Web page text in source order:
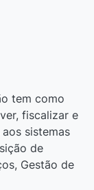
tem como
fiscalizar e
sistemas
de
Gestão de